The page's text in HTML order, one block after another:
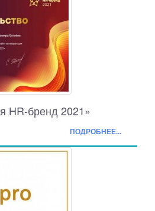
HR-бренд 2021»
ПОДРОБНЕЕ...